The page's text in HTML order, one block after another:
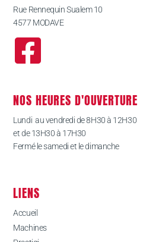
Rue Rennequin Sualem 10
4577 MODAVE
NOS HEURES D'OUVERTURE
Lundi au vendredi de 8H30 à 12H30
et de 13H30 à 17H30
Fermé le samedi et le dimanche
LIENS
Accueil
Machines